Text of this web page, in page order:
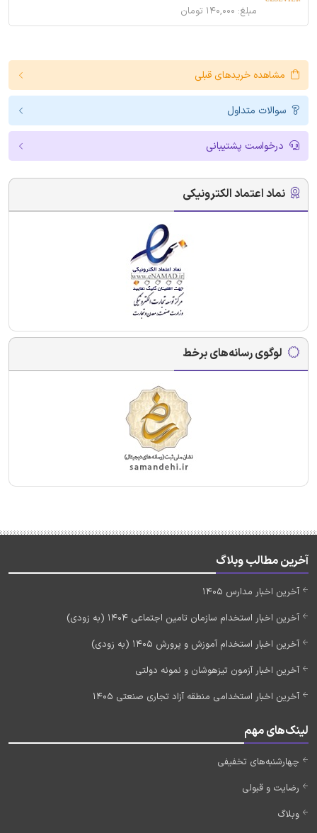
مبلغ: ۱۴۰,۰۰۰ تومان
مشاهده خریدهای قبلی
سوالات متداول
درخواست پشتیبانی
نماد اعتماد الکترونیکی
لوگوی رسانه‌های برخط
آخرین مطالب وبلاگ
آخرین اخبار مدارس 1405
آخرین اخبار استخدام سازمان تامین اجتماعی 1404 (به زودی)
آخرین اخبار استخدام آموزش و پرورش 1405 (به زودی)
آخرین اخبار آزمون تیزهوشان و نمونه دولتی
آخرین اخبار استخدامی منطقه آزاد تجاری صنعتی 1405
لینک‌های مهم
چهارشنبه‌های تخفیفی
رضایت و قبولی
وبلاگ